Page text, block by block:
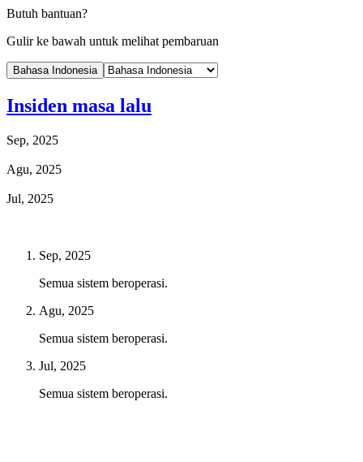
Butuh bantuan?
Gulir ke bawah untuk melihat pembaruan
Bahasa Indonesia
Insiden masa lalu
Sep, 2025
Agu, 2025
Jul, 2025
Sep, 2025
Semua sistem beroperasi.
Agu, 2025
Semua sistem beroperasi.
Jul, 2025
Semua sistem beroperasi.